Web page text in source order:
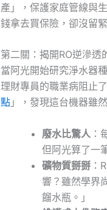
產」，保護家庭管線與
錢拿去買保險，卻沒留
第二關：揭開RO逆滲透
當阿光開始研究淨水器
理財專員的職業病阻止
點 」，發現這台機器雖
廢水比驚人 ：
但阿光算了一
礦物質掰掰 ：
響？雖然學界
餾水瓶。」